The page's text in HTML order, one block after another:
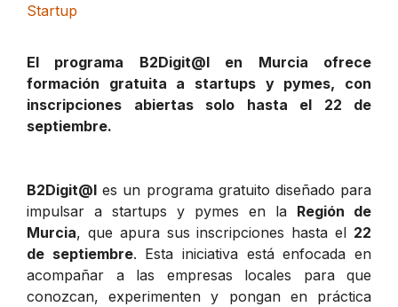
Startup
El programa B2Digit@l en Murcia ofrece
formación gratuita a startups y pymes, con
inscripciones abiertas solo hasta el 22 de
septiembre.
B2Digit@l es un programa gratuito diseñado para
impulsar a startups y pymes en la Región de
Murcia, que apura sus inscripciones hasta el 22
de septiembre. Esta iniciativa está enfocada en
acompañar a las empresas locales para que
conozcan, experimenten y pongan en práctica